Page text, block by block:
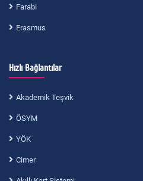
Farabi
Erasmus
Hızlı Bağlantılar
Akademik Teşvik
ÖSYM
YÖK
Cimer